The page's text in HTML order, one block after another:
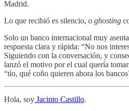
Madrid.
Lo que recibió es silencio, o ghosting
Solo un banco internacional muy
respuesta clara y rápida: “No nos
Siguiendo con la conversación, y
lanzó el motivo por el cual quería
“tío, qué coño quieren ahora los
Hola, soy Jacinto Castillo.